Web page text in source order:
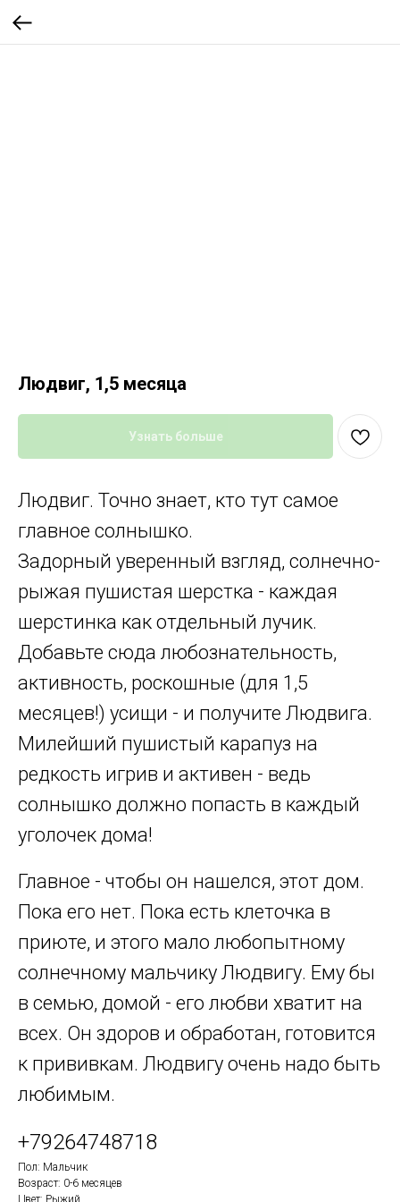
Людвиг, 1,5 месяца
Узнать больше
Людвиг. Точно знает, кто тут самое
главное солнышко.
Задорный уверенный взгляд, солнечно-
рыжая пушистая шерстка - каждая
шерстинка как отдельный лучик.
Добавьте сюда любознательность,
активность, роскошные (для 1,5
месяцев!) усищи - и получите Людвига.
Милейший пушистый карапуз на
редкость игрив и активен - ведь
солнышко должно попасть в каждый
уголочек дома!
Главное - чтобы он нашелся, этот дом.
Пока его нет. Пока есть клеточка в
приюте, и этого мало любопытному
солнечному мальчику Людвигу. Ему бы
в семью, домой - его любви хватит на
всех. Он здоров и обработан, готовится
к прививкам. Людвигу очень надо быть
любимым.
+79264748718
Пол: Мальчик
Возраст: 0-6 месяцев
Цвет: Рыжий